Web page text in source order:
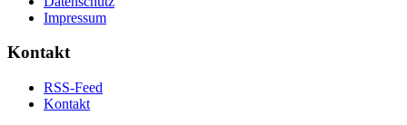
Impressum
Kontakt
RSS-Feed
Kontakt